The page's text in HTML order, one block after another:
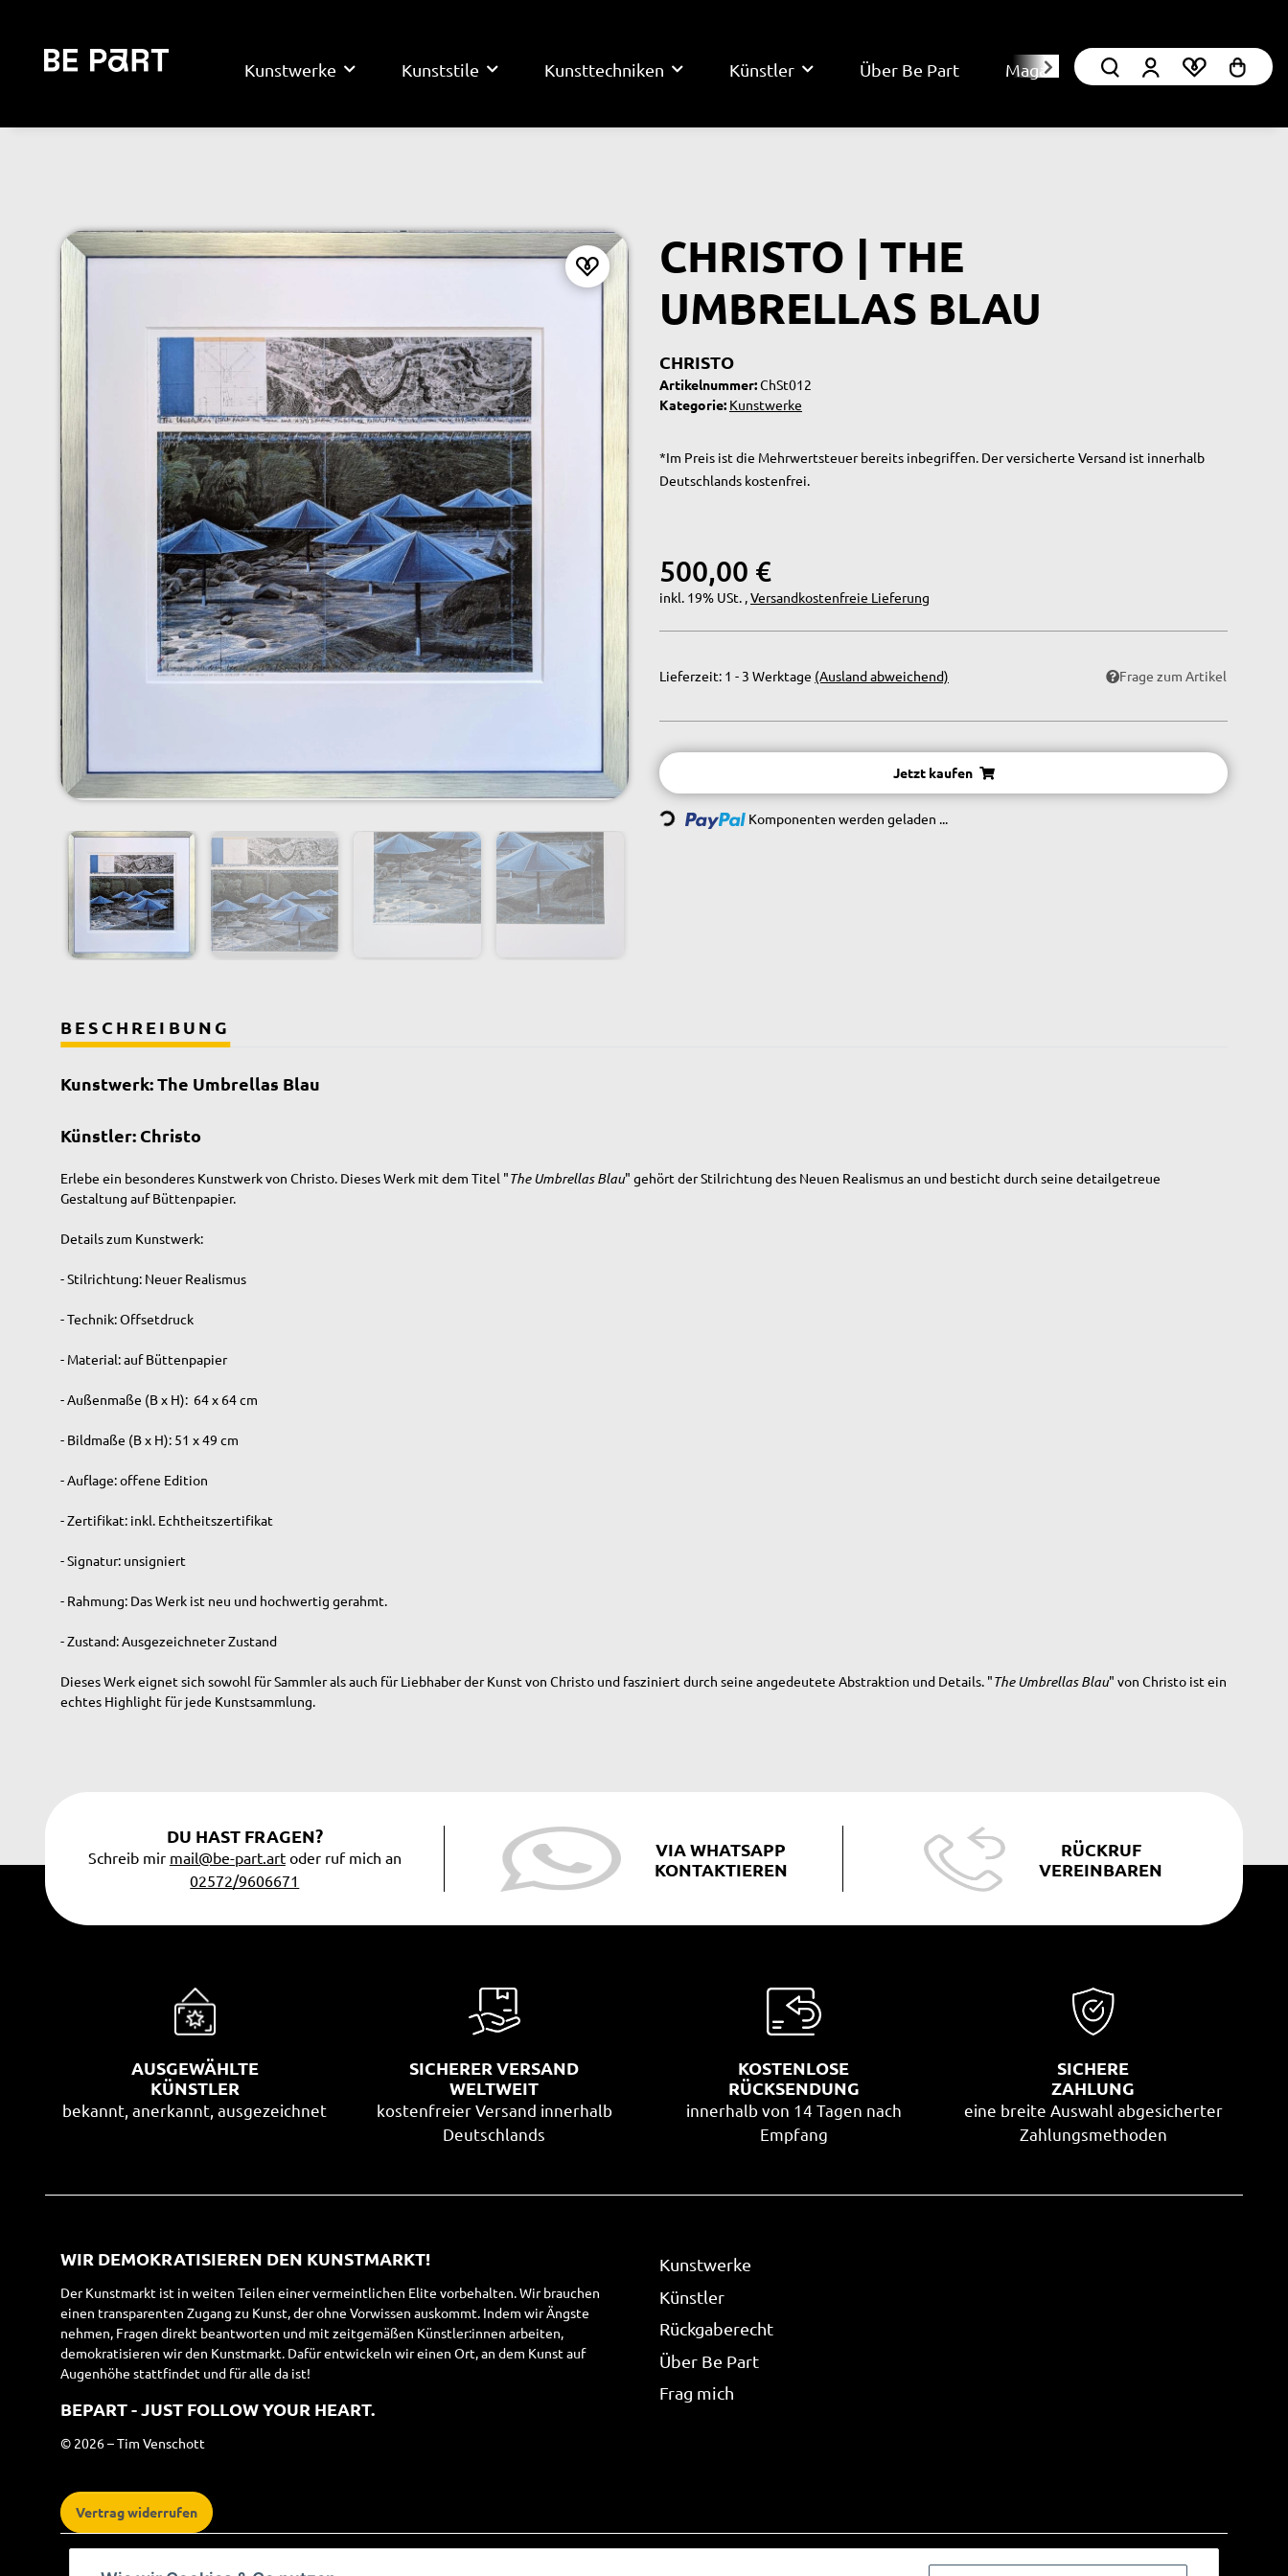
Kunstwerke Kunststile Kunsttechniken Künstler Über Be Part Magazin
CHRISTO | THE
UMBRELLAS BLAU
CHRISTO
Artikelnummer:ChSt012
Kategorie: Kunstwerke
*Im Preis ist die Mehrwertsteuer bereits inbegriffen. Der versicherte Versand ist innerhalb
Deutschlands kostenfrei.
500,00 €
inkl. 19% USt. ,Versandkostenfreie Lieferung
Lieferzeit: 1 - 3 Werktage (Ausland abweichend) Frage zum Artikel
Jetzt kaufen
Loading... Komponenten werden geladen ...
BESCHREIBUNG
Kunstwerk: The Umbrellas Blau
Künstler: Christo
Erlebe ein besonderes Kunstwerk von Christo. Dieses Werk mit dem Titel "The Umbrellas Blau" gehört der Stilrichtung des Neuen Realismus an und besticht durch seine detailgetreue
Gestaltung auf Büttenpapier.
Details zum Kunstwerk:
- Stilrichtung: Neuer Realismus
- Technik: Offsetdruck
- Material: auf Büttenpapier
- Außenmaße (B x H): 64 x 64 cm
- Bildmaße (B x H): 51 x 49 cm
- Auflage: offene Edition
- Zertifikat: inkl. Echtheitszertifikat
- Signatur: unsigniert
- Rahmung: Das Werk ist neu und hochwertig gerahmt.
- Zustand: Ausgezeichneter Zustand
Dieses Werk eignet sich sowohl für Sammler als auch für Liebhaber der Kunst von Christo und fasziniert durch seine angedeutete Abstraktion und Details. "The Umbrellas Blau" von Christo ist ein
echtes Highlight für jede Kunstsammlung.
DU HAST FRAGEN?
Schreib mir mail@be-part.artoder ruf mich an
02572/9606671
VIA WHATSAPP
KONTAKTIEREN
RÜCKRUF
VEREINBAREN
AUSGEWÄHLTE
KÜNSTLER
bekannt, anerkannt, ausgezeichnet
SICHERER VERSAND
WELTWEIT
kostenfreier Versand innerhalb
Deutschlands
KOSTENLOSE
RÜCKSENDUNG
innerhalb von 14 Tagen nach
Empfang
SICHERE
ZAHLUNG
eine breite Auswahl abgesicherter
Zahlungsmethoden
WIR DEMOKRATISIEREN DEN KUNSTMARKT!
Der Kunstmarkt ist in weiten Teilen einer vermeintlichen Elite vorbehalten. Wir brauchen
einen transparenten Zugang zu Kunst, der ohne Vorwissen auskommt. Indem wir Ängste
nehmen, Fragen direkt beantworten und mit zeitgemäßen Künstler:innen arbeiten,
demokratisieren wir den Kunstmarkt. Dafür entwickeln wir einen Ort, an dem Kunst auf
Augenhöhe stattfindet und für alle da ist!
BEPART - JUST FOLLOW YOUR HEART.
© 2026 – Tim Venschott
Kunstwerke
Künstler
Rückgaberecht
Über Be Part
Frag mich
Vertrag widerrufen